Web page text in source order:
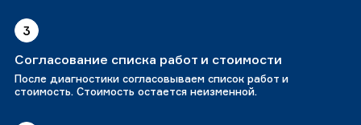
3
Согласование списка работ и стоимости
После диагностики согласовываем список работ и
стоимость. Стоимость остается неизменной.